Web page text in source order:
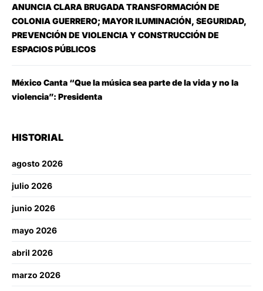
ANUNCIA CLARA BRUGADA TRANSFORMACIÓN DE
COLONIA GUERRERO; MAYOR ILUMINACIÓN, SEGURIDAD,
PREVENCIÓN DE VIOLENCIA Y CONSTRUCCIÓN DE
ESPACIOS PÚBLICOS
México Canta “Que la música sea parte de la vida y no la
violencia”: Presidenta
HISTORIAL
agosto 2026
julio 2026
junio 2026
mayo 2026
abril 2026
marzo 2026